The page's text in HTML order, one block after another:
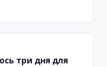
три дня для